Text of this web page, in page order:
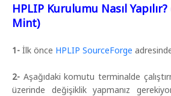
HPLIP Kurulumu Nasıl
Mint)
1- İlk önce HPLIP SourceForge
2- Aşağıdaki komutu terminalde
üzerinde değişiklik yapmanız